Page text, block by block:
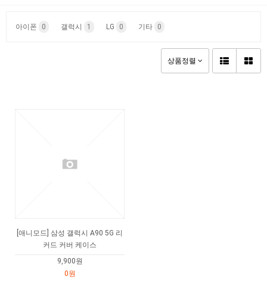
아이폰 0 갤럭시 1 LG 0 기타 0
상품정렬
[애니모드] 삼성 갤럭시 A90 5G 리
커드 커버 케이스
9,900원
0원